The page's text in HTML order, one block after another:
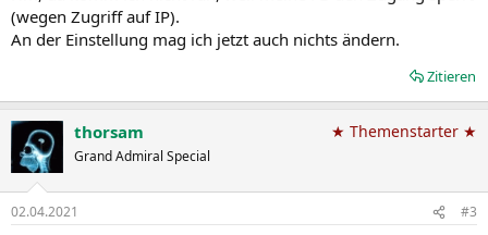
(wegen Zugriff auf IP).
An der Einstellung mag ich jetzt auch nichts ändern.
Zitieren
thorsam
Grand Admiral Special
★ Themenstarter ★
02.04.2021 #3